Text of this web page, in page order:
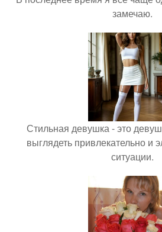
замечаю.
Стильная девушка - это
выглядеть привлекательно и
ситуации.